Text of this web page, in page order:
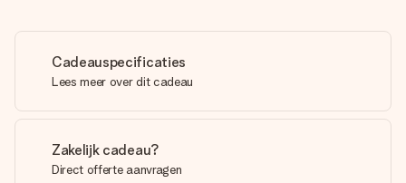
Cadeauspecificaties
Lees meer over dit cadeau
Zakelijk cadeau?
Direct offerte aanvragen